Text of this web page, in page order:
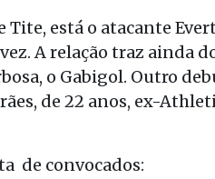
está o atacante
A relação traz ainda
o Gabigol. Outro
de 22 anos, ex-
de convocados: